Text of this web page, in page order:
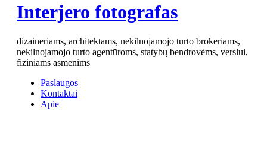
Skip
to
Interjero fotografas
dizaineriams, architektams, nekilnojamojo turto brokeriams,
nekilnojamojo turto agentūroms, statybų bendrovėms, verslui,
fiziniams asmenims
Paslaugos
Kontaktai
Apie